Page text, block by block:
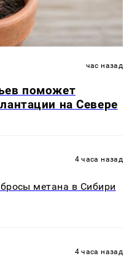
час назад
поможет
на Севере
4 часа назад
метана в Сибири
4 часа назад